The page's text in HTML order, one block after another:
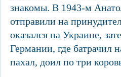
знакомы. В 1943-м
отправили на
оказался на Украине,
Германии, где батрачил
пахал, доил по три